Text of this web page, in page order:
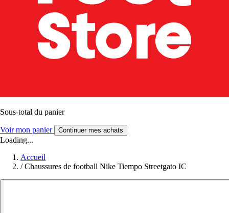
Sous-total du panier
Voir mon panier Continuer mes achats
Loading...
Accueil
/ Chaussures de football Nike Tiempo Streetgato IC